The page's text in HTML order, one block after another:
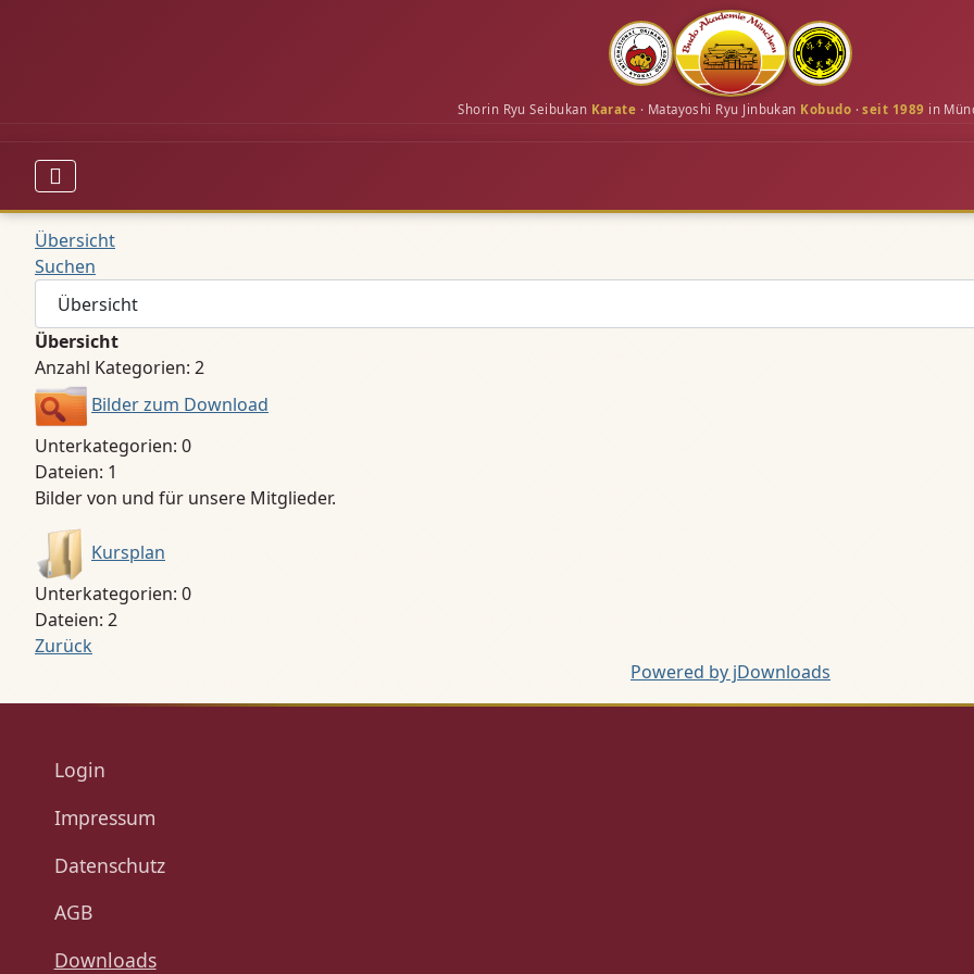
Shorin Ryu Seibukan Karate · Matayoshi Ryu Jinbukan Kobudo ·seit 1989 in
Übersicht
Suchen
Übersicht
Anzahl Kategorien: 2
Bilder zum Download
Unterkategorien: 0
Dateien: 1
Bilder von und für unsere Mitglieder.
Kursplan
Unterkategorien: 0
Dateien: 2
Zurück
Powered by jDownloads
Login
Impressum
Datenschutz
AGB
Downloads